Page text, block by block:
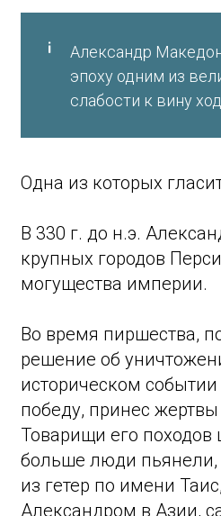
Александр
эпоху одним из
слабости к вину
Одна из которых
В 330 г. до н.э.
крупных городов
могущества империи.
Во время пиршества,
решение об
историческом
победу, принес
Товарищи его
больше люди пьянели,
из гетер по имени
Александром в Азии,